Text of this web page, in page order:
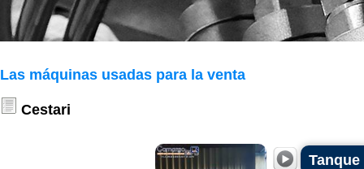
Las máquinas usadas para la venta
Cestari